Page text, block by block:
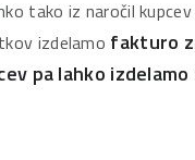
tako iz naročil kupcev
izdelamo fakturo
pa lahko